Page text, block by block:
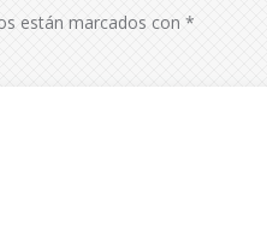
están marcados con *